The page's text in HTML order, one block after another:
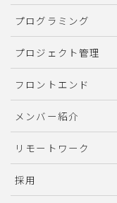
プログラミング
プロジェクト管理
フロントエンド
メンバー紹介
リモートワーク
採用